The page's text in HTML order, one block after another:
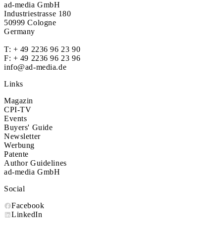
ad-media GmbH
Industriestrasse 180
50999 Cologne
Germany
T: + 49 2236 96 23 90
F: + 49 2236 96 23 96
info@ad-media.de
Links
Magazin
CPI-TV
Events
Buyers' Guide
Newsletter
Werbung
Patente
Author Guidelines
ad-media GmbH
Social
Facebook
LinkedIn